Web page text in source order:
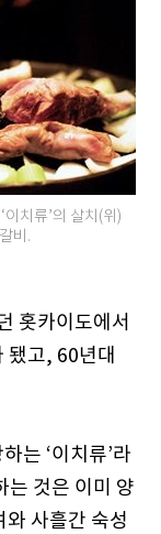
치류’의 살치(위)
비.
홋카이도에서
됐고, 60년대
는 ‘이치류’라
는 것은 이미 양
사흘간 숙성